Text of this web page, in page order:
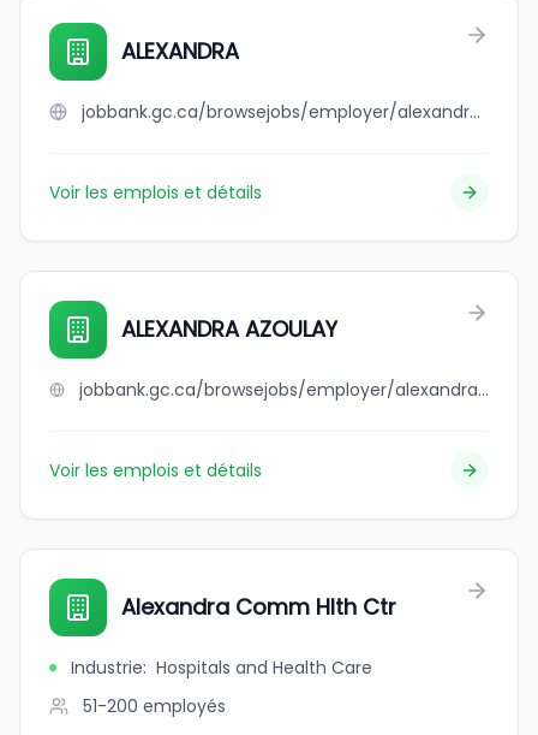
ALEXANDRA
jobbank.gc.ca/browsejobs/employer/alexandra/ca
Voir les emplois et détails
ALEXANDRA AZOULAY
jobbank.gc.ca/browsejobs/employer/alexandra+azoulay/ca
Voir les emplois et détails
Alexandra Comm Hlth Ctr
Industrie: Hospitals and Health Care
51-200 employés